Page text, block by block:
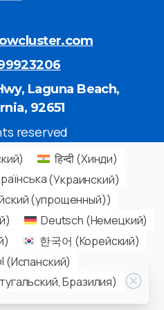
Laguna Beach,
92651
reserved
) हिन्दी(Хинди)
(Украинский)
(упрощенный))
) Deutsch (Немецкий)
) 한국어 (Корейский)
(Испанский)
Бразилия)
you agree to our